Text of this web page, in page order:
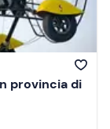
provincia di